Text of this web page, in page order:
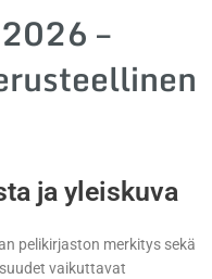
–
ja yleiskuva
pelikirjaston merkitys sekä
vaikuttavat